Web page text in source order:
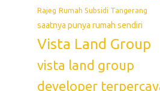
Rajeg Rumah Subsidi Tangerang
saatnya punya rumah sendiri
Vista Land Group
vista land group
developer